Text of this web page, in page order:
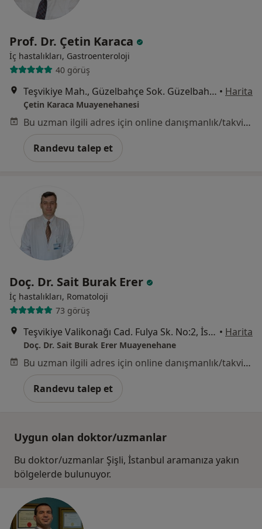
Prof. Dr. Çetin Karaca
İç hastalıkları, Gastroenteroloji
40 görüş
Teşvikiye Mah., Güzelbahçe Sok. Güzelbahçe Apt, No:29, Kat:1, İstanbul • Harita
Çetin Karaca Muayenehanesi
Bu uzman ilgili adres için online danışmanlık/takvim sunmuyor.
Randevu talep et
Doç. Dr. Sait Burak Erer
İç hastalıkları, Romatoloji
73 görüş
Teşvikiye Valikonağı Cad. Fulya Sk. No:2, İstanbul • Harita
Doç. Dr. Sait Burak Erer Muayenehane
Bu uzman ilgili adres için online danışmanlık/takvim sunmuyor.
Randevu talep et
Uygun olan doktor/uzmanlar
Bu doktor/uzmanlar Şişli, İstanbul aramanıza yakın
bölgelerde bulunuyor.